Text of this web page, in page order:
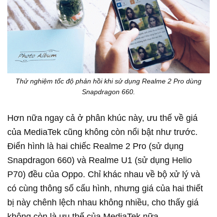
Thử nghiệm tốc độ phản hồi khi sử dụng Realme 2 Pro dùng
Snapdragon 660.
Hơn nữa ngay cả ở phân khúc này, ưu thế về giá
của MediaTek cũng không còn nổi bật như trước.
Điển hình là hai chiếc Realme 2 Pro (sử dụng
Snapdragon 660) và Realme U1 (sử dụng Helio
P70) đều của Oppo. Chỉ khác nhau về bộ xử lý và
có cùng thông số cấu hình, nhưng giá của hai thiết
bị này chênh lệch nhau không nhiều, cho thấy giá